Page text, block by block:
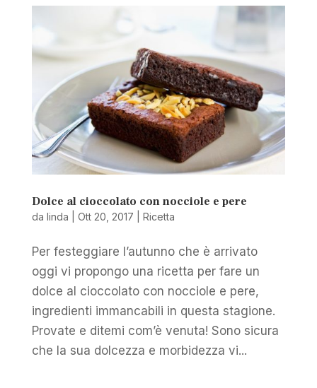
Dolce al cioccolato con nocciole e pere
da linda Ott 20, 2017 Ricetta
Per festeggiare l’autunno che è arrivato
oggi vi propongo una ricetta per fare un
dolce al cioccolato con nocciole e pere,
ingredienti immancabili in questa stagione.
Provate e ditemi com’è venuta! Sono sicura
che la sua dolcezza e morbidezza vi...